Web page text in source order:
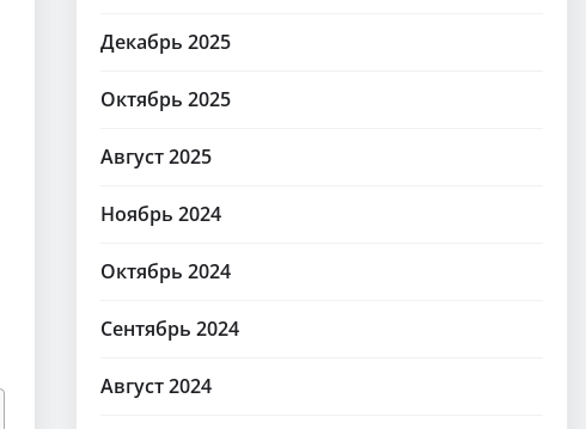
Декабрь 2025
Октябрь 2025
Август 2025
Ноябрь 2024
Октябрь 2024
Сентябрь 2024
Август 2024